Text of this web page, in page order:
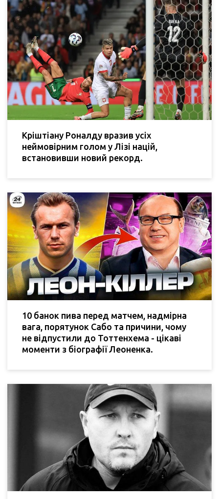
Кріштіану Роналду вразив усіх
неймовірним голом у Лізі націй,
встановивши новий рекорд.
10 банок пива перед матчем, надмірна
вага, порятунок Сабо та причини, чому
не відпустили до Тоттенхема - цікаві
моменти з біографії Леоненка.